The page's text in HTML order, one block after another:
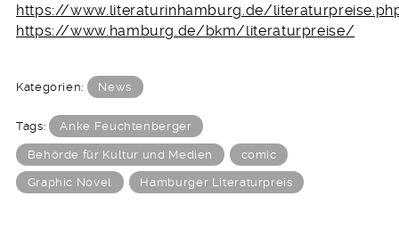
https://www.literaturinhamburg.de/
https://www.hamburg.de/bkm/literaturpreise/
Kategorien: News
Tags: Anke Feuchtenberger
Behörde für Kultur und Medien comic
Graphic Novel Hamburger Literaturpreis